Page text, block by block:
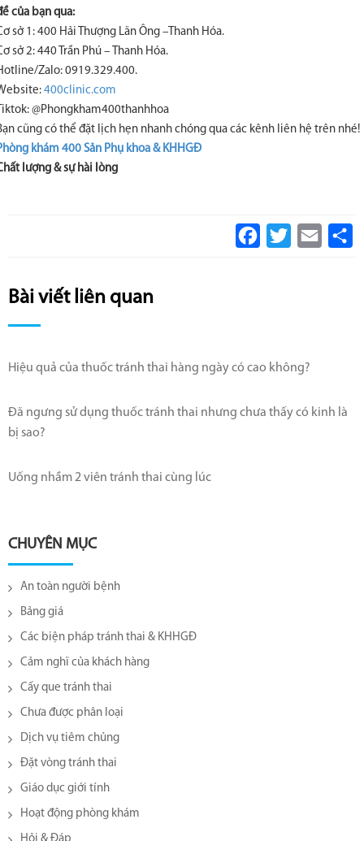
của bạn qua:
sở 1: 400 Hải Thượng Lãn Ông –Thanh Hóa.
sở 2: 440 Trần Phú – Thanh Hóa.
Zalo: 0919.329.400.
400clinic.com
@Phongkham400thanhhoa
cũng có thể đặt lịch hẹn nhanh chóng qua các kênh liên hệ trên nhé!
khám 400 Sản Phụ khoa & KHHGĐ
lượng & sự hài lòng
Facebook
Twitter Email
Bài viết liên quan
Hiệu quả của thuốc tránh thai hàng ngày có cao không?
Đã ngưng sử dụng thuốc tránh thai nhưng chưa thấy có kinh là
bị sao?
Uống nhầm 2 viên tránh thai cùng lúc
CHUYÊN MỤC
An toàn người bệnh
Bảng giá
Các biện pháp tránh thai & KHHGĐ
Cảm nghĩ của khách hàng
Cấy que tránh thai
Chưa được phân loại
Dịch vụ tiêm chủng
Đặt vòng tránh thai
Giáo dục giới tính
Hoạt động phòng khám